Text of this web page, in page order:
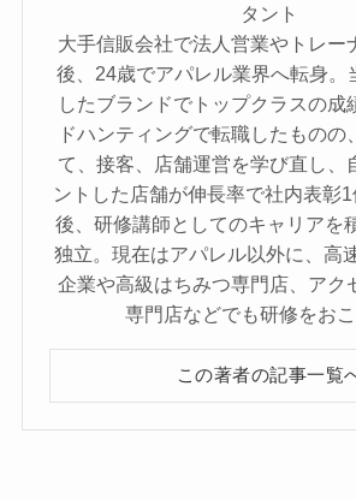
タント
大手信販会社で法人営業やトレー
後、24歳でアパレル業界へ転身。
したブランドでトップクラスの成
ドハンティングで転職したものの
て、接客、店舗運営を学び直し、
ントした店舗が伸長率で社内表彰
後、研修講師としてのキャリアを
独立。現在はアパレル以外に、高
企業や高級はちみつ専門店、アク
専門店などでも研修をおこ
この著者の記事一覧